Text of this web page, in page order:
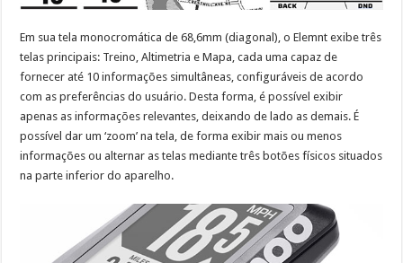
Em sua tela monocromática de 68,6mm (diagonal), o Elemnt exibe três
telas principais: Treino, Altimetria e Mapa, cada uma capaz de
fornecer até 10 informações simultâneas, configuráveis de acordo
com as preferências do usuário. Desta forma, é possível exibir
apenas as informações relevantes, deixando de lado as demais. É
possível dar um ‘zoom’ na tela, de forma exibir mais ou menos
informações ou alternar as telas mediante três botões físicos situados
na parte inferior do aparelho.